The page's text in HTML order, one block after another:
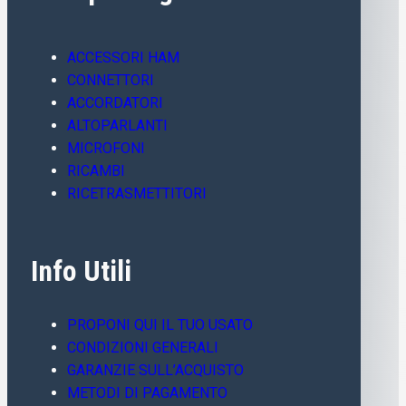
ACCESSORI HAM
CONNETTORI
ACCORDATORI
ALTOPARLANTI
MICROFONI
RICAMBI
RICETRASMETTITORI
Info Utili
PROPONI QUI IL TUO USATO
CONDIZIONI GENERALI
GARANZIE SULL’ACQUISTO
METODI DI PAGAMENTO